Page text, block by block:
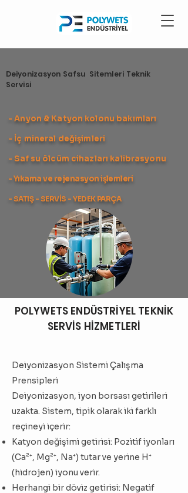
- Anyon & Katyon kolonu bakımları
- İç mineral değişimleri
- Saf su ölcüm cihazları kalibrasyonu
- Yıkama ve rejenasyon işlemleri
- SATIŞ - SERVİS - YEDEK PARÇA
Deiyonizasyon Safsu Sitemleri Teknik
Servisi
POLYWETS ENDÜSTRİYEL TEKNİK
SERVİS HİZMETLERİ
Deiyonizasyon Sistemi Çalışma
Prensipleri
Deiyonizasyon, iyon borsası getirileri
uzakta. Sistem, tipik olarak iki farklı
reçineyi içerir:
Katyon değişimi getirisi: Pozitif iyonları
(Ca²⁺, Mg²⁺, Na⁺) tutar ve yerine H⁺
(hidrojen) iyonu verir.
Herhangi bir döviz getirisi: Negatif